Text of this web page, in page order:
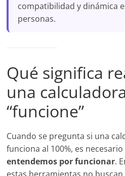
compatibilidad y dinámica
personas.
Qué significa
una
“funcione”
Cuando se pregunta si una
funciona al 100%, es
entendemos por funcionar.